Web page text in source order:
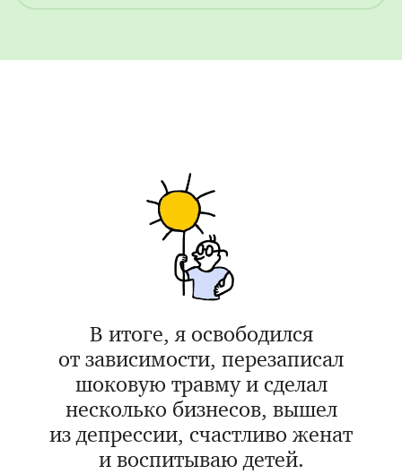
В итоге, я освободился
от зависимости, перезаписал
шоковую травму и сделал
несколько бизнесов, вышел
из депрессии, счастливо женат
и воспитываю детей.